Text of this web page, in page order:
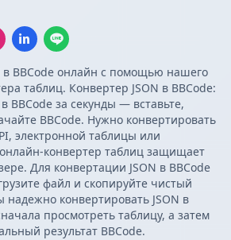
в BBCode онлайн с помощью нашего
таблиц. Конвертер JSON в BBCode:
BBCode за секунды — вставьте,
BBCode. Нужно конвертировать
электронной таблицы или
конвертер таблиц защищает
Для конвертации JSON в BBCode
файл и скопируйте чистый
надежно конвертировать JSON в
просмотреть таблицу, а затем
результат BBCode.